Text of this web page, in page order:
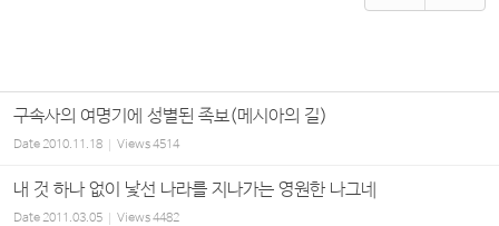
구속사의 여명기에 성별된 족보(메시아의 길)
Date2010.11.18 Views4514
내 것 하나 없이 낯선 나라를 지나가는 영원한 나그네
Date2011.03.05 Views4482